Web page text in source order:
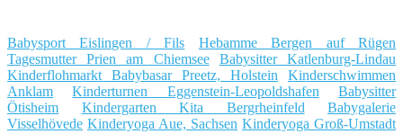
Babysport Eislingen / Fils
Hebamme Bergen auf Rügen
Tagesmutter Prien am Chiemsee
Babysitter Katlenburg-Lindau
Kinderflohmarkt Babybasar Preetz, Holstein
Kinderschwimmen
Anklam
Kinderturnen Eggenstein-Leopoldshafen
Babysitter
Ötisheim
Kindergarten Kita Bergrheinfeld
Babygalerie
Visselhövede Kinderyoga Aue, Sachsen Kinderyoga Groß-Umstadt